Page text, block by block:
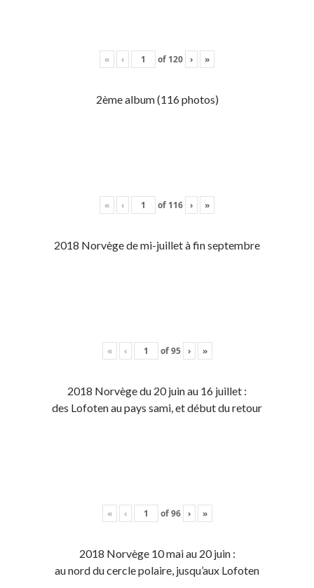
« ‹ of 120 › »
2ème album (116 photos)
« ‹ of 116 › »
2018 Norvège de mi-juillet à fin septembre
« ‹ of95 › »
2018 Norvège du 20 juin au 16 juillet :
des Lofoten au pays sami, et début du retour
« ‹ of96 › »
2018 Norvège 10 mai au 20 juin :
au nord du cercle polaire, jusqu’aux Lofoten